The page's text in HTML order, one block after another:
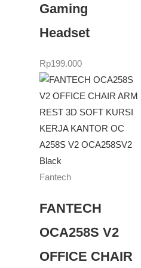
Gaming
Headset
Rp199.000
Fantech
FANTECH
OCA258S V2
OFFICE CHAIR